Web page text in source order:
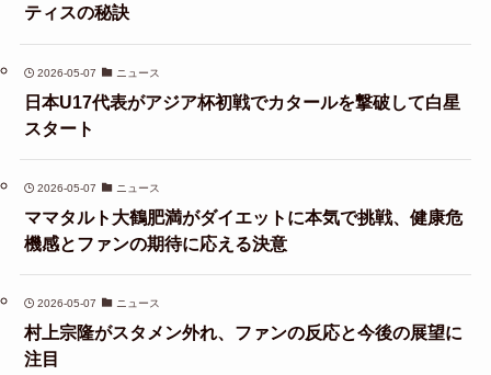
ティスの秘訣
2026-05-07 ニュース
日本U17代表がアジア杯初戦でカタールを撃破して白星
スタート
2026-05-07 ニュース
ママタルト大鶴肥満がダイエットに本気で挑戦、健康危
機感とファンの期待に応える決意
2026-05-07 ニュース
村上宗隆がスタメン外れ、ファンの反応と今後の展望に
注目